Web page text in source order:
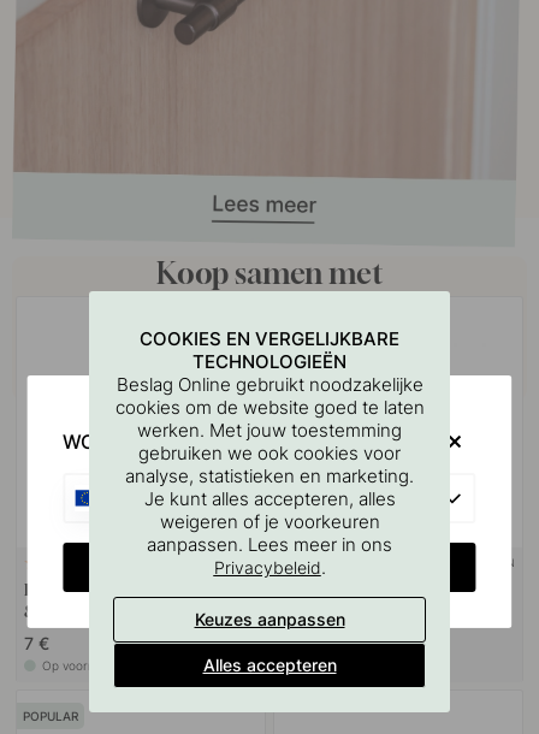
Koop samen met
Boorsjabloon voor handgrepen
& Knoppen
7 €
Op voorraad
+ KLEUREN
Handgreep Este - 160mm - Mat
Zwart
12 €
Op voorraad
POPULAR
COOKIES EN VERGELIJKBARE
TECHNOLOGIEËN
Beslag Online gebruikt noodzakelijke
cookies om de website goed te laten
werken. Met jouw toestemming
gebruiken we ook cookies voor
analyse, statistieken en marketing.
Je kunt alles accepteren, alles
weigeren of je voorkeuren
aanpassen. Lees meer in ons
Privacybeleid.
Keuzes aanpassen
Alles accepteren
WOULD YOU RATHER VISIT?
CHANGE COUNTRY